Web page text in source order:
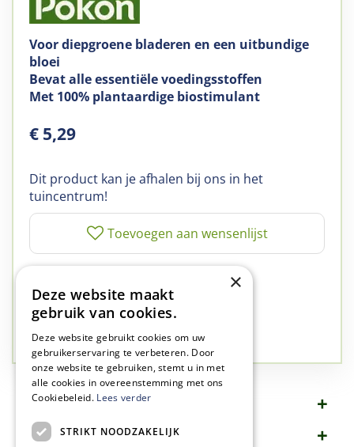
Voor diepgroene bladeren en een uitbundige
bloei
Bevat alle essentiële voedingsstoffen
Met 100% plantaardige biostimulant
€ 5,29
Dit product kan je afhalen bij ons in het
tuincentrum!
✅A-kwaliteit service
✅77 jaar familie bedrijf
✅Groen, dat is wat we doen
Omschrijving
Specificaties
×
Deze website maakt
gebruik van cookies.
Deze website gebruikt cookies om uw
gebruikerservaring te verbeteren. Door
onze website te gebruiken, stemt u in met
alle cookies in overeenstemming met ons
Cookiebeleid. Lees verder
STRIKT NOODZAKELIJK